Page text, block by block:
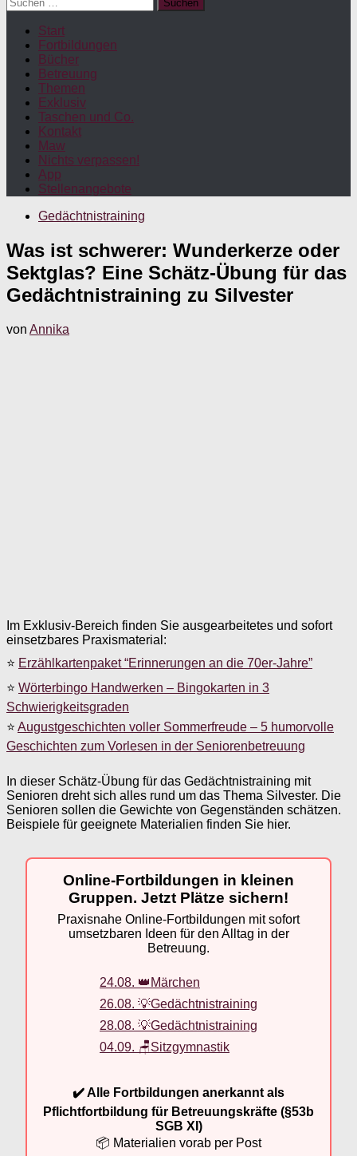
nach:
Start
Fortbildungen
Bücher
Betreuung
Themen
Exklusiv
Taschen und Co.
Kontakt
Maw
Nichts verpassen!
App
Stellenangebote
Gedächtnistraining
Was ist schwerer: Wunderkerze oder
Sektglas? Eine Schätz-Übung für das
Gedächtnistraining zu Silvester
von Annika
Im Exklusiv-Bereich finden Sie ausgearbeitetes und sofort
einsetzbares Praxismaterial:
⭐ Erzählkartenpaket “Erinnerungen an die 70er-Jahre”
⭐ Wörterbingo Handwerken – Bingokarten in 3
Schwierigkeitsgraden
⭐ Augustgeschichten voller Sommerfreude – 5 humorvolle
Geschichten zum Vorlesen in der Seniorenbetreuung
In dieser Schätz-Übung für das Gedächtnistraining mit
Senioren dreht sich alles rund um das Thema Silvester. Die
Senioren sollen die Gewichte von Gegenständen schätzen.
Beispiele für geeignete Materialien finden Sie hier.
Online-Fortbildungen in kleinen
Gruppen. Jetzt Plätze sichern!
Praxisnahe Online-Fortbildungen mit sofort
umsetzbaren Ideen für den Alltag in der
Betreuung.
24.08. 👑Märchen
26.08. 💡Gedächtnistraining
28.08. 💡Gedächtnistraining
04.09. 🪑Sitzgymnastik
✔️ Alle Fortbildungen anerkannt als
Pflichtfortbildung für Betreuungskräfte (§53b
SGB XI)
📦 Materialien vorab per Post